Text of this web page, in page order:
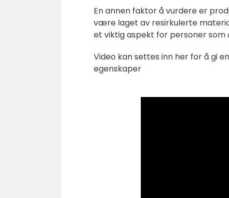
En annen faktor å vurdere er
være laget av resirkulerte
et viktig aspekt for personer som
Video kan settes inn her for å gi
egenskaper